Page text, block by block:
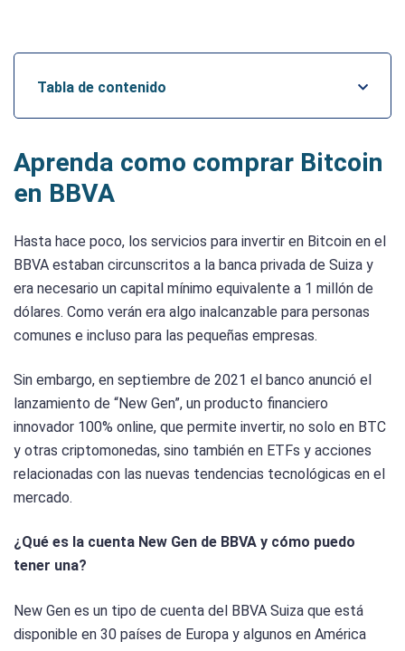
Tabla de contenido
Aprenda como comprar Bitcoin
en BBVA
Hasta hace poco, los servicios para invertir en Bitcoin en el
BBVA estaban circunscritos a la banca privada de Suiza y
era necesario un capital mínimo equivalente a 1 millón de
dólares. Como verán era algo inalcanzable para personas
comunes e incluso para las pequeñas empresas.
Sin embargo, en septiembre de 2021 el banco anunció el
lanzamiento de “New Gen”, un producto financiero
innovador 100% online, que permite invertir, no solo en BTC
y otras criptomonedas, sino también en ETFs y acciones
relacionadas con las nuevas tendencias tecnológicas en el
mercado.
¿Qué es la cuenta New Gen de BBVA y cómo puedo
tener una?
New Gen es un tipo de cuenta del BBVA Suiza que está
disponible en 30 países de Europa y algunos en América